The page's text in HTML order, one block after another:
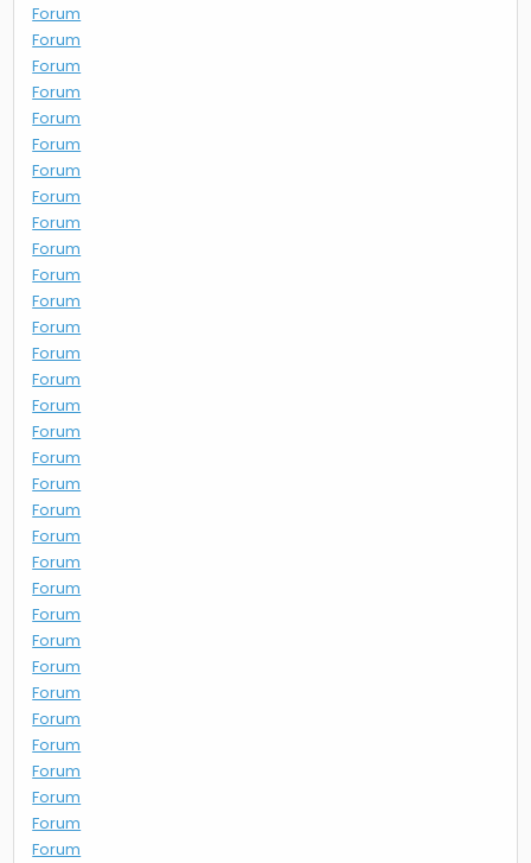
Forum
Forum
Forum
Forum
Forum
Forum
Forum
Forum
Forum
Forum
Forum
Forum
Forum
Forum
Forum
Forum
Forum
Forum
Forum
Forum
Forum
Forum
Forum
Forum
Forum
Forum
Forum
Forum
Forum
Forum
Forum
Forum
Forum